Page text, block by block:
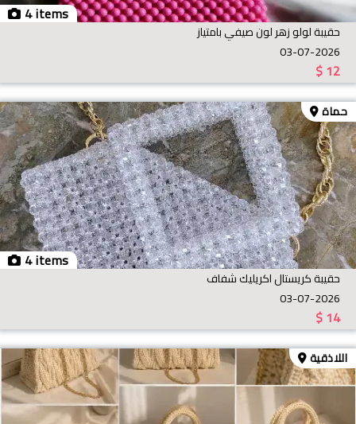
4 items
حقيبة لولو زهر لون صيفي بامتياز
03-07-2026
$12
4 items
حماة
حقيبة كريستال اكريليك شفاف
03-07-2026
$14
اللاذقية